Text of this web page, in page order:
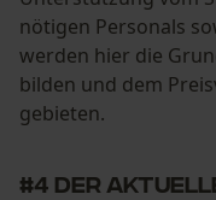
nötigen Personals
werden hier die
bilden und dem
gebieten.
#4 Der